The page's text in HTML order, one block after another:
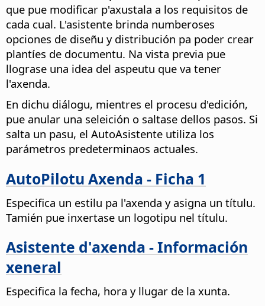
que pue modificar p'axustala a los requisitos de
cada cual. L'asistente brinda numberoses
opciones de diseñu y distribución pa poder crear
plantíes de documentu. Na vista previa pue
llograse una idea del aspeutu que va tener
l'axenda.
En dichu diálogu, mientres el procesu d'edición,
pue anular una seleición o saltase dellos pasos. Si
salta un pasu, el AutoAsistente utiliza los
parámetros predeterminaos actuales.
AutoPilotu Axenda - Ficha 1
Especifica un estilu pa l'axenda y asigna un títulu.
Tamién pue inxertase un logotipu nel títulu.
Asistente d'axenda - Información
xeneral
Especifica la fecha, hora y llugar de la xunta.